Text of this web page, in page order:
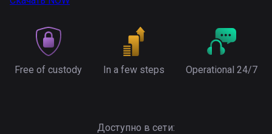
Free of custody In a few steps Operational 24/7
Доступно в сети: